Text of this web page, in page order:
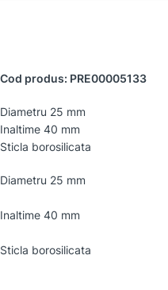
Cod produs: PRE00005133
Diametru 25 mm
Inaltime 40 mm
Sticla borosilicata
Diametru 25 mm
Inaltime 40 mm
Sticla borosilicata